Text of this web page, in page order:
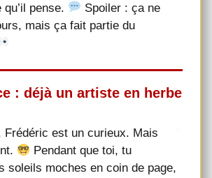
pense.
Spoiler : ça ne
mais ça fait partie du
: déjà un artiste en herbe
Frédéric est un curieux. Mais
Pendant que toi, tu
soleils moches en coin de page,